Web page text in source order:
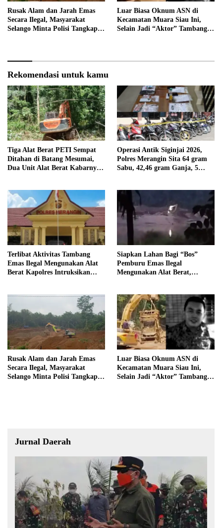
Rusak Alam dan Jarah Emas
Secara Ilegal, Masyarakat
Selango Minta Polisi Tangkap
Luar Biasa Oknum ASN di
Kecamatan Muara Siau Ini,
Selain Jadi “Aktor” Tambang
Rekomendasi untuk kamu
Tiga Alat Berat PETI Sempat
Ditahan di Batang Mesumai,
Dua Unit Alat Berat Kabarnya
Operasi Antik Siginjai 2026,
Polres Merangin Sita 64 gram
Sabu, 42,46 gram Ganja, 5
Terlibat Aktivitas Tambang
Emas Ilegal Mengunakan Alat
Berat Kapolres Intruksikan
Tanjung Mudo
Siapkan Lahan Bagi “Bos”
Pemburu Emas Ilegal
Mengunakan Alat Berat,
Terancam di Pecat
Rusak Alam dan Jarah Emas
Secara Ilegal, Masyarakat
Selango Minta Polisi Tangkap
Luar Biasa Oknum ASN di
Kecamatan Muara Siau Ini,
Selain Jadi “Aktor” Tambang
Jurnal Daerah